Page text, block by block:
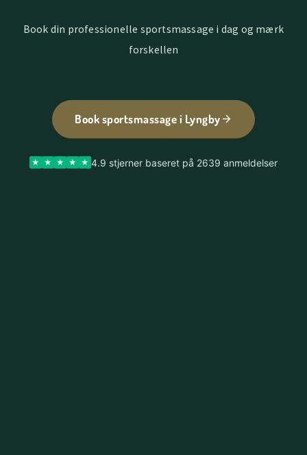
Book din professionelle sportsmassage i dag og mærk
forskellen
Book sportsmassage i Lyngby
4.9 stjerner baseret på 2639 anmeldelser